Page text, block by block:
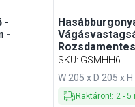
-
-
SKU: GSMHH6
W 205 x D 205 x
Raktáron!: 2 -5